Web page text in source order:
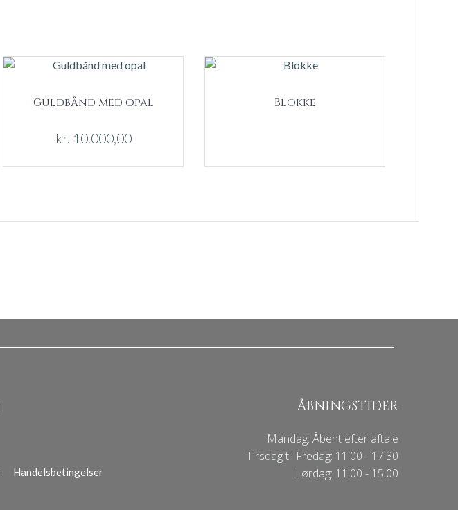
Guldbånd med opal
kr. 10.000,00
Blokke
Handelsbetingelser
ÅBNINGSTIDER
Mandag: Åbent efter aftale
Tirsdag til Fredag: 11:00 - 17:30
Lørdag: 11:00 - 15:00